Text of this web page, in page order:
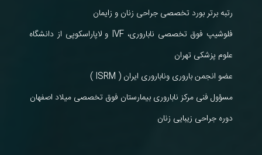
رتبه برتر بورد تخصصی جراحی زنان و زایمان
فلوشیپ فوق تخصصی ناباروری، IVF و لاپاراسکوپی از دانشگاه
علوم پزشکی تهران
عضو انجمن باروری وناباروری ایران ( ISRM )
مسؤول فنی مرکز ناباروری بیمارستان فوق تخصصی میلاد اصفهان
دوره جراحی زیبایی زنان